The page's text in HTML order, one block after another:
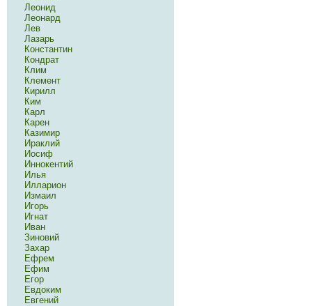
Леонид
Леонард
Лев
Лазарь
Константин
Кондрат
Клим
Клемент
Кирилл
Ким
Карл
Карен
Казимир
Ираклий
Иосиф
Иннокентий
Илья
Илларион
Измаил
Игорь
Игнат
Иван
Зиновий
Захар
Ефрем
Ефим
Егор
Евдоким
Евгений